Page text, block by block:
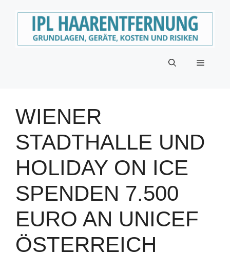
Menü
WIENER
STADTHALLE UND
HOLIDAY ON ICE
SPENDEN 7.500
EURO AN UNICEF
ÖSTERREICH